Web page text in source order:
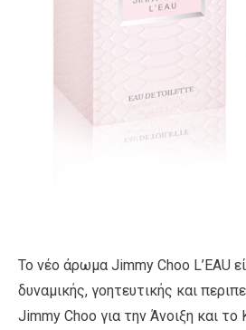
Το νέο άρωμα Jimmy Choo L’EAU
δυναμικής, γοητευτικής και
Jimmy Choo για την Άνοιξη και το